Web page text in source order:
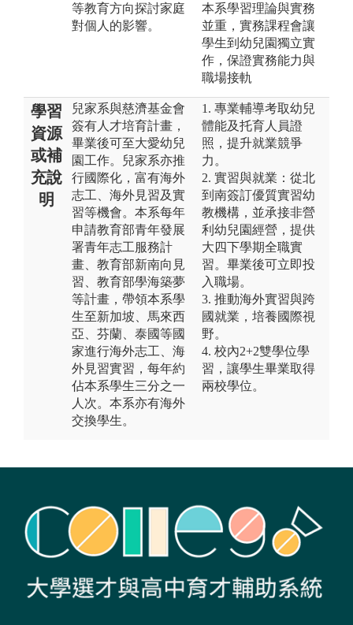
等教育方向探討家庭
對個人的影響。
本系學習理論與實務
並重，實務課程會讓
學生到幼兒園獨立實
作，保證實務能力與
職場接軌
學習
資源
或補
充說
明
兒家系與慈濟基金會
簽有人才培育計畫，
畢業後可至大愛幼兒
園工作。兒家系亦推
行國際化，富有海外
志工、海外見習及實
習等機會。本系每年
申請教育部青年發展
署青年志工服務計
畫、教育部新南向見
習、教育部學海築夢
等計畫，帶領本系學
生至新加坡、馬來西
亞、芬蘭、泰國等國
家進行海外志工、海
外見習實習，每年約
佔本系學生三分之一
人次。本系亦有海外
交換學生。
1. 專業輔導考取幼兒
體能及托育人員證
照，提升就業競爭
力。
2. 實習與就業：從北
到南簽訂優質實習幼
教機構，並承接非營
利幼兒園經營，提供
大四下學期全職實
習。畢業後可立即投
入職場。
3. 推動海外實習與跨
國就業，培養國際視
野。
4. 校內2+2雙學位學
習，讓學生畢業取得
兩校學位。